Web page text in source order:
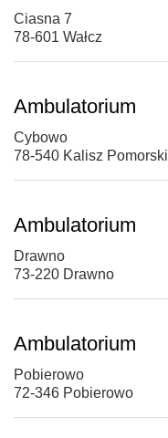
Ciasna 7
78-601 Wałcz
Ambulatorium
Cybowo
78-540 Kalisz Pomorski
Ambulatorium
Drawno
73-220 Drawno
Ambulatorium
Pobierowo
72-346 Pobierowo